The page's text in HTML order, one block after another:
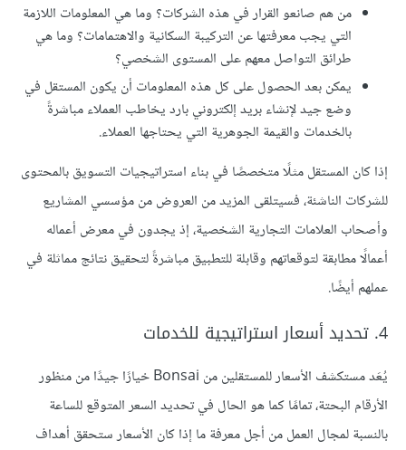
من هم صانعو القرار في هذه الشركات؟ وما هي المعلومات اللازمة
التي يجب معرفتها عن التركيبة السكانية والاهتمامات؟ وما هي
طرائق التواصل معهم على المستوى الشخصي؟
يمكن بعد الحصول على كل هذه المعلومات أن يكون المستقل في
وضع جيد لإنشاء بريد إلكتروني بارد يخاطب العملاء مباشرةً
بالخدمات والقيمة الجوهرية التي يحتاجها العملاء.
إذا كان المستقل مثلًا متخصصًا في بناء استراتيجيات التسويق بالمحتوى
للشركات الناشئة، فسيتلقى المزيد من العروض من مؤسسي المشاريع
وأصحاب العلامات التجارية الشخصية، إذ يجدون في معرض أعماله
أعمالًا مطابقة لتوقعاتهم وقابلة للتطبيق مباشرةً لتحقيق نتائج مماثلة في
عملهم أيضًا.
4. تحديد أسعار استراتيجية للخدمات
يُعَد مستكشف الأسعار للمستقلين من Bonsai خيارًا جيدًا من منظور
الأرقام البحتة، تمامًا كما هو الحال في تحديد السعر المتوقع للساعة
بالنسبة لمجال العمل من أجل معرفة ما إذا كان الأسعار ستحقق أهداف